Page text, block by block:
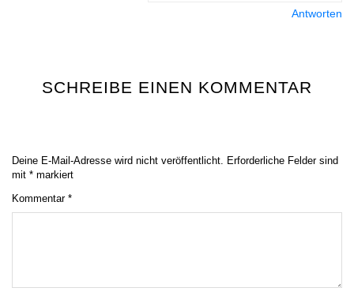
Antworten
SCHREIBE EINEN KOMMENTAR
Deine E-Mail-Adresse wird nicht veröffentlicht. Erforderliche Felder sind
mit * markiert
Kommentar *